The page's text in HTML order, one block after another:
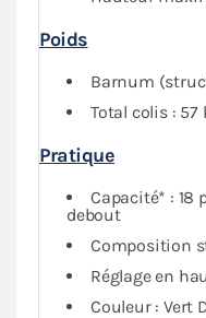
Poids
Barnum
Total colis : 57
Pratique
Capacité* : 18
debout
Composition
Réglage en
Couleur : Vert